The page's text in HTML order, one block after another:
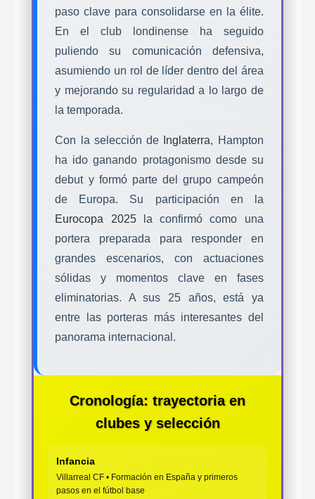
paso clave para consolidarse en la élite.
En el club londinense ha seguido
puliendo su comunicación defensiva,
asumiendo un rol de líder dentro del área
y mejorando su regularidad a lo largo de
la temporada.
Con la selección de Inglaterra, Hampton
ha ido ganando protagonismo desde su
debut y formó parte del grupo campeón
de Europa. Su participación en la
Eurocopa 2025la confirmó como una
portera preparada para responder en
grandes escenarios, con actuaciones
sólidas y momentos clave en fases
eliminatorias. A sus 25 años, está ya
entre las porteras más interesantes del
panorama internacional.
Cronología: trayectoria en
clubes y selección
Infancia
Villarreal CF • Formación en España y primeros
pasos en el fútbol base